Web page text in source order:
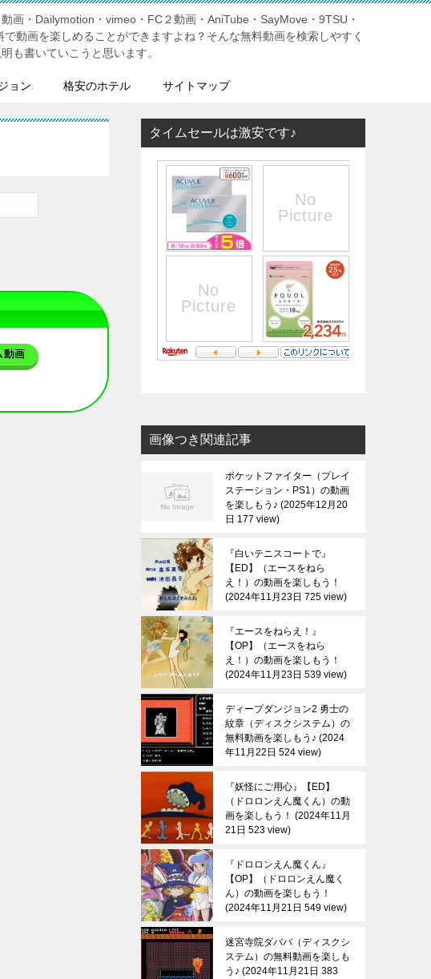
画・Dailymotion・vimeo・FC２動画・AniTube・SayMove・9TSU・
動画を楽しめることができますよね？そんな無料動画を検索しやすく
も書いていこうと思います。
ョン 格安のホテル サイトマップ
動画
タイムセールは激安です♪
画像つき関連記事
ポケットファイター（プレイ
ステーション・PS1）の動画
を楽しもう♪ 2025年12月20
日 177 view
『白いテニスコートで』
【ED】（エースをねら
え！）の動画を楽しもう！
2024年11月23日 725 view
『エースをねらえ！』
【OP】（エースをねら
え！）の動画を楽しもう！
2024年11月23日 539 view
ディープダンジョン2 勇士の
紋章（ディスクシステム）の
無料動画を楽しもう♪ 2024
年11月22日 524 view
『妖怪にご用心』【ED】
（ドロロンえん魔くん）の動
画を楽しもう！
2024年11月
21日 523 view
『ドロロンえん魔くん』
【OP】（ドロロンえん魔く
ん）の動画を楽しもう！
2024年11月21日 549 view
迷宮寺院ダババ（ディスクシ
ステム）の無料動画を楽しも
う♪ 2024年11月21日 383